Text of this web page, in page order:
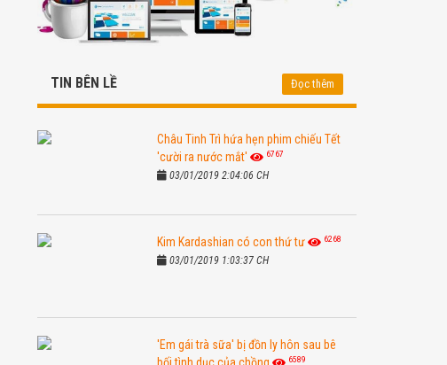
TIN BÊN LỀ Đọc thêm
Châu Tinh Trì hứa hẹn phim chiếu Tết
'cười ra nước mắt'
6767
03/01/2019 2:04:06 CH
Kim Kardashian có con thứ tư 6268
03/01/2019 1:03:37 CH
'Em gái trà sữa' bị đồn ly hôn sau bê
6589